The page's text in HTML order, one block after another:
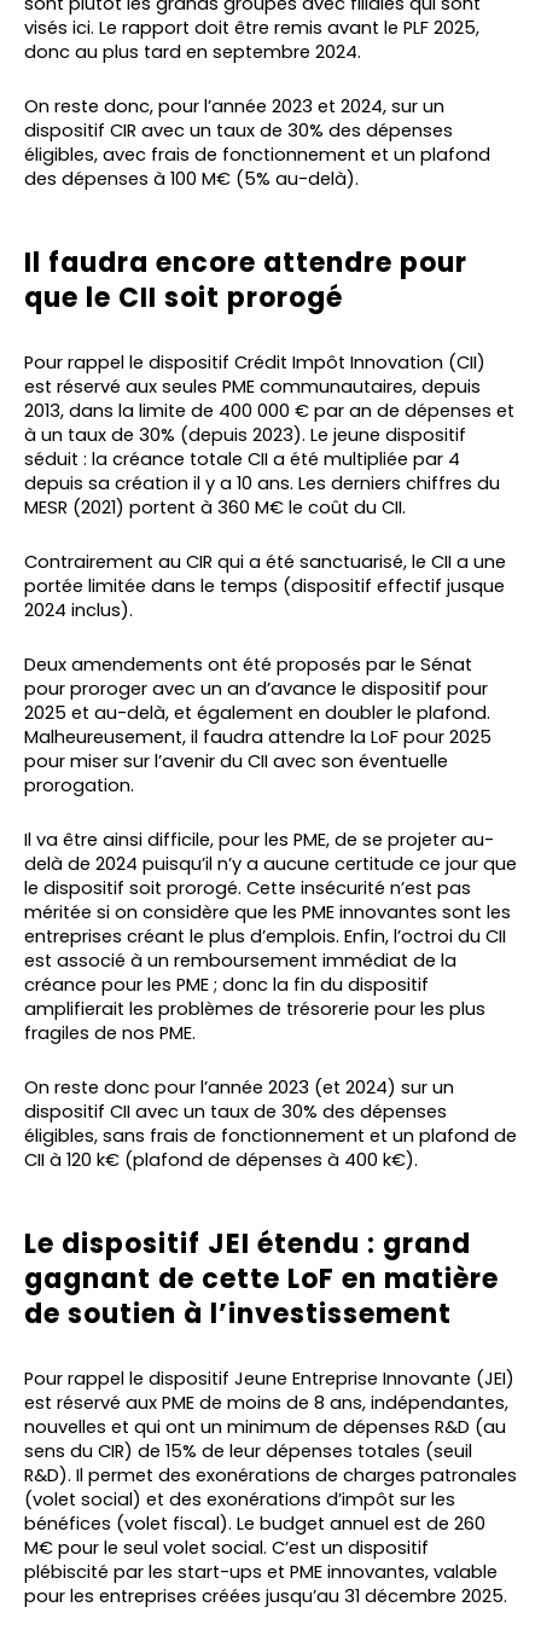
visés ici. Le rapport doit être remis avant le PLF 2025,
donc au plus tard en septembre 2024.
On reste donc, pour l’année 2023 et 2024, sur un
dispositif CIR avec un taux de 30% des dépenses
éligibles, avec frais de fonctionnement et un plafond
des dépenses à 100 M€ (5% au-delà).
Il faudra encore attendre pour
que le CII soit prorogé
Pour rappel le dispositif Crédit Impôt Innovation (CII)
est réservé aux seules PME communautaires, depuis
2013, dans la limite de 400 000 € par an de dépenses et
à un taux de 30% (depuis 2023). Le jeune dispositif
séduit : la créance totale CII a été multipliée par 4
depuis sa création il y a 10 ans. Les derniers chiffres du
MESR (2021) portent à 360 M€ le coût du CII.
Contrairement au CIR qui a été sanctuarisé, le CII a une
portée limitée dans le temps (dispositif effectif jusque
2024 inclus).
Deux amendements ont été proposés par le Sénat
pour proroger avec un an d’avance le dispositif pour
2025 et au-delà, et également en doubler le plafond.
Malheureusement, il faudra attendre la LoF pour 2025
pour miser sur l’avenir du CII avec son éventuelle
prorogation.
Il va être ainsi difficile, pour les PME, de se projeter au-
delà de 2024 puisqu’il n’y a aucune certitude ce jour que
le dispositif soit prorogé. Cette insécurité n’est pas
méritée si on considère que les PME innovantes sont les
entreprises créant le plus d’emplois. Enfin, l’octroi du CII
est associé à un remboursement immédiat de la
créance pour les PME ; donc la fin du dispositif
amplifierait les problèmes de trésorerie pour les plus
fragiles de nos PME.
On reste donc pour l’année 2023 (et 2024) sur un
dispositif CII avec un taux de 30% des dépenses
éligibles, sans frais de fonctionnement et un plafond de
CII à 120 k€ (plafond de dépenses à 400 k€).
Le dispositif JEI étendu : grand
gagnant de cette LoF en matière
de soutien à l’investissement
Pour rappel le dispositif Jeune Entreprise Innovante (JEI)
est réservé aux PME de moins de 8 ans, indépendantes,
nouvelles et qui ont un minimum de dépenses R&D (au
sens du CIR) de 15% de leur dépenses totales (seuil
R&D). Il permet des exonérations de charges patronales
(volet social) et des exonérations d’impôt sur les
bénéfices (volet fiscal). Le budget annuel est de 260
M€ pour le seul volet social. C’est un dispositif
plébiscité par les start-ups et PME innovantes, valable
pour les entreprises créées jusqu’au 31 décembre 2025.